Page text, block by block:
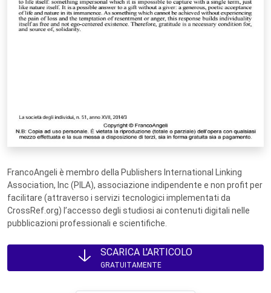
FrancoAngeli è membro della Publishers International Linking
Association, Inc (PILA), associazione indipendente e non profit per
facilitare (attraverso i servizi tecnologici implementati da
CrossRef.org) l’accesso degli studiosi ai contenuti digitali nelle
pubblicazioni professionali e scientifiche.
SCARICA L'ARTICOLO
GRATUITAMENTE